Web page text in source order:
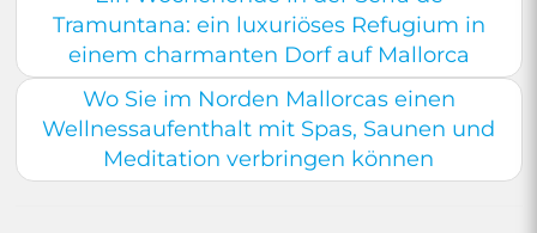
Tramuntana: ein luxuriöses Refugium in
einem charmanten Dorf auf Mallorca
Wo Sie im Norden Mallorcas einen
Wellnessaufenthalt mit Spas, Saunen und
Meditation verbringen können